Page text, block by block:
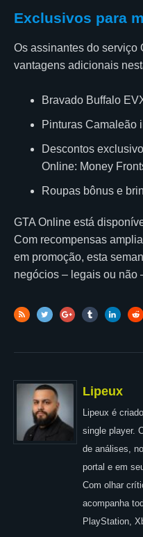
Exclusivos para
Os assinantes do serviço
vantagens adicionais
Bravado Buffalo
Pinturas Camaleão
Descontos
Online: Money
Roupas bônus e
GTA Online está
Com recompensas
em promoção, esta
negócios – legais ou não
Lipeux
Lipeux é
single player.
de análises,
portal e em
Com olhar
acompanha
PlayStation,